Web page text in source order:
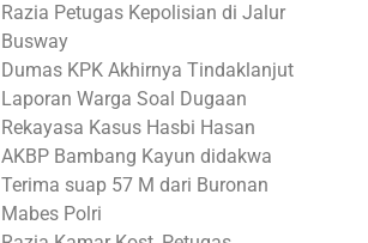
Razia Petugas Kepolisian di Jalur
Busway
Dumas KPK Akhirnya Tindaklanjut
Laporan Warga Soal Dugaan
Rekayasa Kasus Hasbi Hasan
AKBP Bambang Kayun didakwa
Terima suap 57 M dari Buronan
Mabes Polri